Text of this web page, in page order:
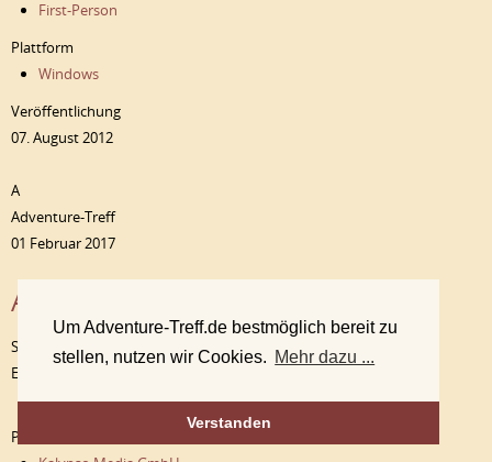
Um Adventure-Treff.de bestmöglich bereit zu
stellen, nutzen wir Cookies. Mehr dazu ...
Verstanden
First-Person
Plattform
Windows
Veröffentlichung
07. August 2012
A
Adventure-Treff
01 Februar 2017
Anna – Extended Edition
Spiele
Entwickler
Dreampainters
Publisher